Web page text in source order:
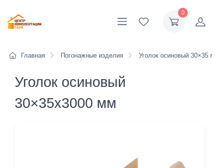
0
Главная Погонажные изделия Уголок осиновый 30×35 мм
Уголок осиновый
30×35x3000 мм